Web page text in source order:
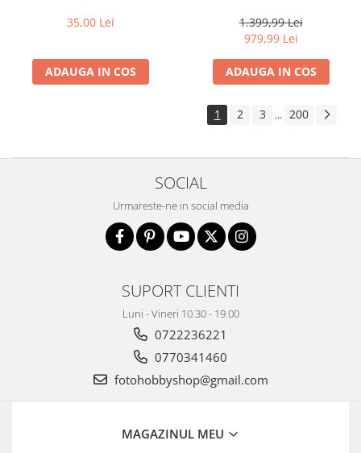
35,00 Lei
ADAUGA IN COS
DSLR/Mirrorless
1.399,99 Lei
979,99 Lei
ADAUGA IN COS
1 2 3 ... 200
SOCIAL
Urmareste-ne in social media
SUPORT CLIENTI
Luni - Vineri 10.30 - 19.00
0722236221
0770341460
fotohobbyshop@gmail.com
MAGAZINUL MEU